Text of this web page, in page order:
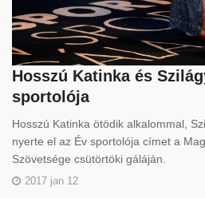
Hosszú Katinka és
sportolója
Hosszú Katinka ötödik alkalommal,
nyerte el az Év sportolója címet a
Szövetsége csütörtöki gáláján.
2017 jan 12